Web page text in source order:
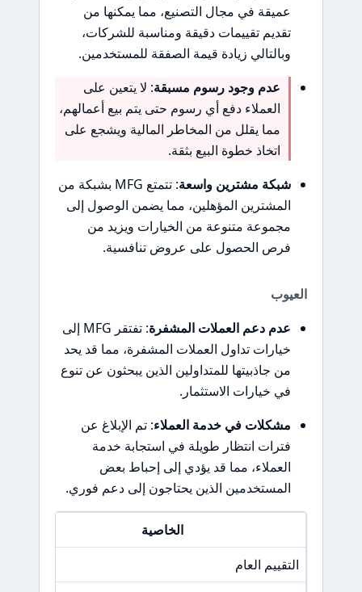
عميقة في مجال التصنيع، مما يمكنها من
تقديم تقييمات دقيقة ومناسبة للشركات،
وبالتالي زيادة قيمة الصفقة للمستخدمين.
عدم وجود رسوم مسبقة: لا يتعين على
العملاء دفع أي رسوم حتى يتم بيع أعمالهم،
مما يقلل من المخاطر المالية ويشجع على
اتخاذ خطوة البيع بثقة.
شبكة مشترين واسعة
: تتمتع MFG بشبكة من
المشترين المؤهلين، مما يضمن الوصول إلى
مجموعة متنوعة من الخيارات ويزيد من
فرص الحصول على عروض تنافسية.
العيوب
عدم دعم العملات المشفرة
: تفتقر MFG إلى
خيارات تداول العملات المشفرة، مما قد يحد
من جاذبيتها للمتداولين الذين يبحثون عن تنوع
في خيارات الاستثمار.
مشكلات في خدمة العملاء: تم الإبلاغ عن
فترات انتظار طويلة في استجابة خدمة
العملاء، مما قد يؤدي إلى إحباط بعض
المستخدمين الذين يحتاجون إلى دعم فوري.
الخاصية
التقييم العام